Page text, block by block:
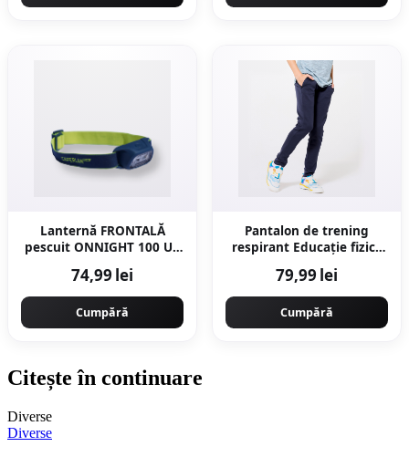
Lanternă FRONTALĂ
pescuit ONNIGHT 100 UV
74,99 lei
Cumpără
Pantalon de trening
respirant Educație fizică
79,99 lei
Cumpără
Citește în continuare
Diverse
Diverse